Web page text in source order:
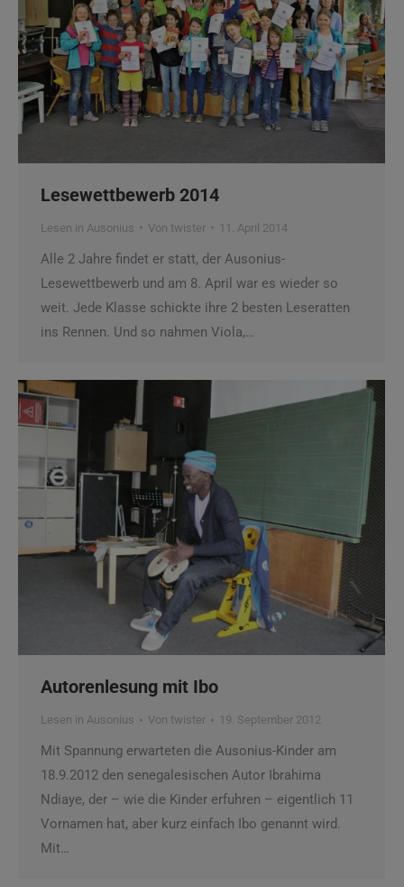
Lesewettbewerb 2014
Lesen in Ausonius Von twister 11. April 2014
Alle 2 Jahre findet er statt, der Ausonius-
Lesewettbewerb und am 8. April war es wieder so
weit. Jede Klasse schickte ihre 2 besten Leseratten
ins Rennen. Und so nahmen Viola,…
Autorenlesung mit Ibo
Lesen in Ausonius Von twister 19. September 2012
Mit Spannung erwarteten die Ausonius-Kinder am
18.9.2012 den senegalesischen Autor Ibrahima
Ndiaye, der – wie die Kinder erfuhren – eigentlich 11
Vornamen hat, aber kurz einfach Ibo genannt wird.
Mit…